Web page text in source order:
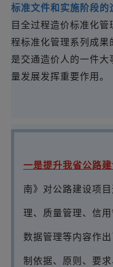
标准文件和实施阶段的
目全过程造价标准化
程标准化管理系列成果
是交通造价人的一件
量发展发挥重要作用。
一是提升我省公路
南》对公路建设项
理、质量管理、信
数据管理等内容作
制依据、原则、要